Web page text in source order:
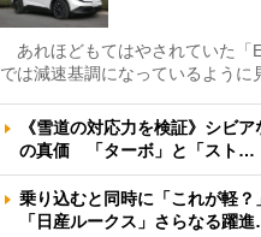
あれほどもてはやされていた「
では減速基調になっているように
《雪道の対応力を検証》シビ
の真価 「ターボ」と「スト…
乗り込むと同時に「これが軽
「日産ルークス」さらなる躍